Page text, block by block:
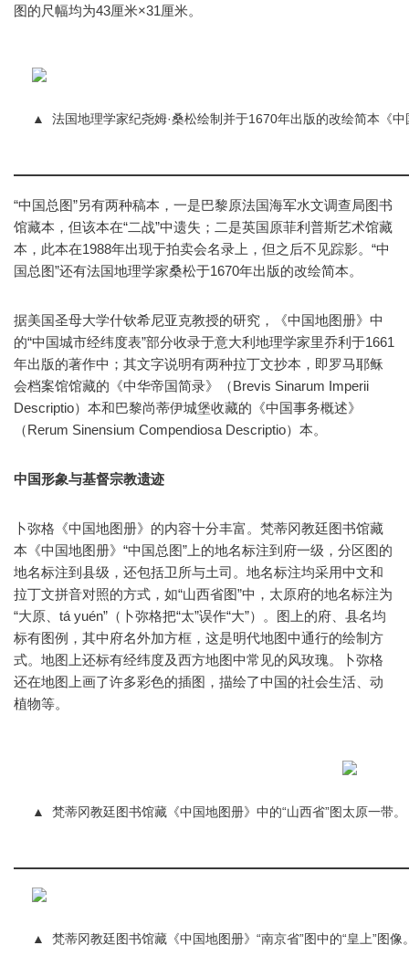
图的尺幅均为43厘米×31厘米。
▲ 法国地理学家纪尧姆·桑松绘制并于1670年出版的改绘简本《
“中国总图”另有两种稿本，一是巴黎原法国海军水文调查局图书
馆藏本，但该本在“二战”中遗失；二是英国原菲利普斯艺术馆藏
本，此本在1988年出现于拍卖会名录上，但之后不见踪影。“中
国总图”还有法国地理学家桑松于1670年出版的改绘简本。
据美国圣母大学什钦希尼亚克教授的研究，《中国地图册》中
的“中国城市经纬度表”部分收录于意大利地理学家里乔利于1661
年出版的著作中；其文字说明有两种拉丁文抄本，即罗马耶稣
会档案馆馆藏的《中华帝国简录》（Brevis Sinarum Imperii
Descriptio）本和巴黎尚蒂伊城堡收藏的《中国事务概述》
（Rerum Sinensium Compendiosa Descriptio）本。
中国形象与基督宗教遗迹
卜弥格《中国地图册》的内容十分丰富。梵蒂冈教廷图书馆藏
本《中国地图册》“中国总图”上的地名标注到府一级，分区图的
地名标注到县级，还包括卫所与土司。地名标注均采用中文和
拉丁文拼音对照的方式，如“山西省图”中，太原府的地名标注为
“大原、tá yuén”（卜弥格把“太”误作“大”）。图上的府、县名均
标有图例，其中府名外加方框，这是明代地图中通行的绘制方
式。地图上还标有经纬度及西方地图中常见的风玫瑰。卜弥格
还在地图上画了许多彩色的插图，描绘了中国的社会生活、动
植物等。
▲ 梵蒂冈教廷图书馆藏《中国地图册》中的“山西省”图太原一带。
▲ 梵蒂冈教廷图书馆藏《中国地图册》“南京省”图中的“皇上”图像